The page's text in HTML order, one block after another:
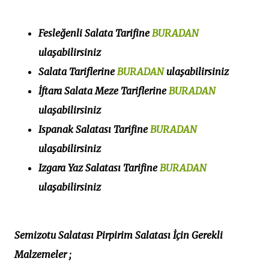
Fesleğenli Salata TarifineBURADAN
ulaşabilirsiniz
Salata TariflerineBURADANulaşabilirsiniz
İftara Salata Meze TariflerineBURADAN
ulaşabilirsiniz
Ispanak Salatası TarifineBURADAN
ulaşabilirsiniz
Izgara Yaz Salatası TarifineBURADAN
ulaşabilirsiniz
Semizotu Salatası Pirpirim Salatası İçin Gerekli
Malzemeler ;